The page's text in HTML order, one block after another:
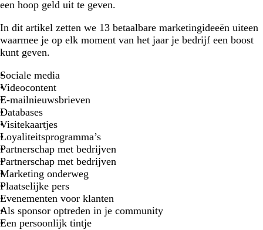
een hoop geld uit te geven.
In dit artikel zetten we 13 betaalbare marketingideeën uiteen
waarmee je op elk moment van het jaar je bedrijf een boost
kunt geven.
Sociale media
Videocontent
E-mailnieuwsbrieven
Databases
Visitekaartjes
Loyaliteitsprogramma’s
Partnerschap met bedrijven
Partnerschap met bedrijven
Marketing onderweg
Plaatselijke pers
Evenementen voor klanten
Als sponsor optreden in je community
Een persoonlijk tintje